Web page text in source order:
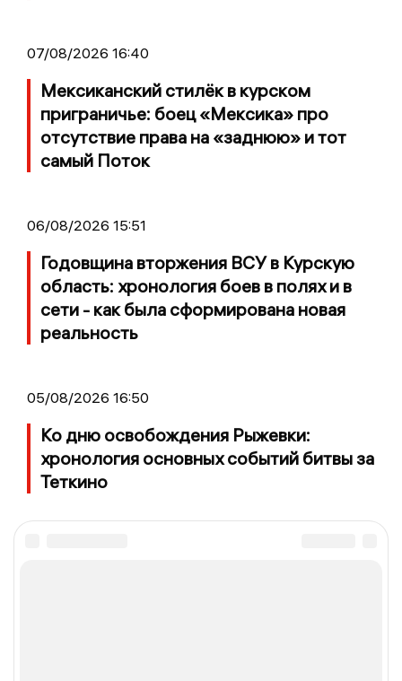
07/08/2026 16:40
Мексиканский стилёк в курском
приграничье: боец «Мексика» про
отсутствие права на «заднюю» и тот
самый Поток
06/08/2026 15:51
Годовщина вторжения ВСУ в Курскую
область: хронология боев в полях и в
сети - как была сформирована новая
реальность
05/08/2026 16:50
Ко дню освобождения Рыжевки:
хронология основных событий битвы за
Теткино